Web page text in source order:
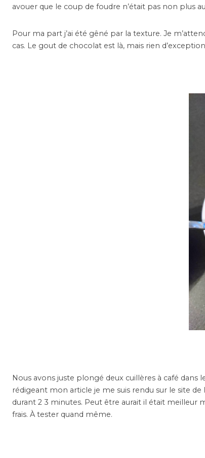
avouer que le coup de foudre n’était pas non plus
Pour ma part j’ai été gêné par la texture. Je
cas. Le gout de chocolat est là, mais rien
Nous avons juste plongé deux cuillères à café
rédigeant mon article je me suis rendu sur le site
durant 2 3 minutes. Peut être aurait il était meilleur
frais. À tester quand même.